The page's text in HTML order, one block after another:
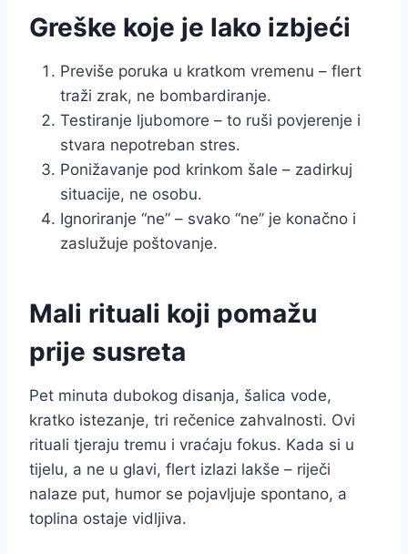
Greške koje je lako izbjeći
Previše poruka u kratkom vremenu – flert
traži zrak, ne bombardiranje.
Testiranje ljubomore – to ruši povjerenje i
stvara nepotreban stres.
Ponižavanje pod krinkom šale – zadirkuj
situacije, ne osobu.
Ignoriranje “ne” – svako “ne” je konačno i
zaslužuje poštovanje.
Mali rituali koji pomažu
prije susreta
Pet minuta dubokog disanja, šalica vode,
kratko istezanje, tri rečenice zahvalnosti. Ovi
rituali tjeraju tremu i vraćaju fokus. Kada si u
tijelu, a ne u glavi, flert izlazi lakše – riječi
nalaze put, humor se pojavljuje spontano, a
toplina ostaje vidljiva.